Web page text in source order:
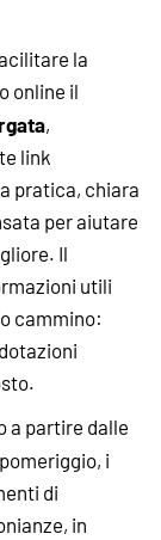
la
online il
,
link
pratica, chiara
per aiutare
Il
utili
cammino:
a partire dalle
i
di
in